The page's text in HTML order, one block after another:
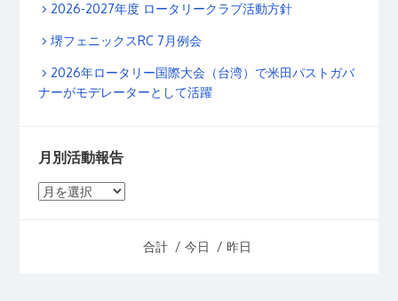
2026-2027年度 ロータリークラブ活動方針
堺フェニックスRC 7月例会
2026年ロータリー国際大会（台湾）で米田パストガバ
ナーがモデレーターとして活躍
月別活動報告
月
合計 / 今日 / 昨日